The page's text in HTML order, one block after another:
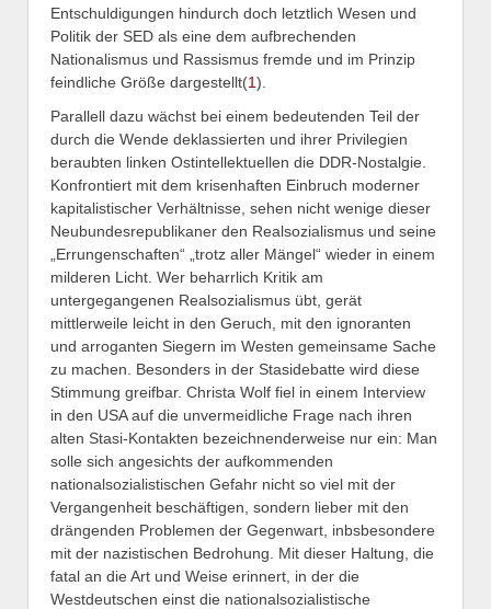
Entschuldigungen hindurch doch letztlich Wesen und
Politik der SED als eine dem aufbrechenden
Nationalismus und Rassismus fremde und im Prinzip
feindliche Größe dargestellt(1).
Parallell dazu wächst bei einem bedeutenden Teil der
durch die Wende deklassierten und ihrer Privilegien
beraubten linken Ostintellektuellen die DDR-Nostalgie.
Konfrontiert mit dem krisenhaften Einbruch moderner
kapitalistischer Verhältnisse, sehen nicht wenige dieser
Neubundesrepublikaner den Realsozialismus und seine
„Errungenschaften“ „trotz aller Mängel“ wieder in einem
milderen Licht. Wer beharrlich Kritik am
untergegangenen Realsozialismus übt, gerät
mittlerweile leicht in den Geruch, mit den ignoranten
und arroganten Siegern im Westen gemeinsame Sache
zu machen. Besonders in der Stasidebatte wird diese
Stimmung greifbar. Christa Wolf fiel in einem Interview
in den USA auf die unvermeidliche Frage nach ihren
alten Stasi-Kontakten bezeichnenderweise nur ein: Man
solle sich angesichts der aufkommenden
nationalsozialistischen Gefahr nicht so viel mit der
Vergangenheit beschäftigen, sondern lieber mit den
drängenden Problemen der Gegenwart, inbsbesondere
mit der nazistischen Bedrohung. Mit dieser Haltung, die
fatal an die Art und Weise erinnert, in der die
Westdeutschen einst die nationalsozialistische